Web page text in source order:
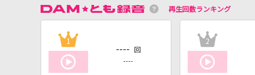
再生回数ランキング
1
---- 回
----
2